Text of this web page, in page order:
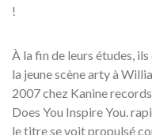
!
À la fin de leurs études,
la jeune scène arty à
2007 chez Kanine
Does You Inspire You.
le titre se voit propulsé